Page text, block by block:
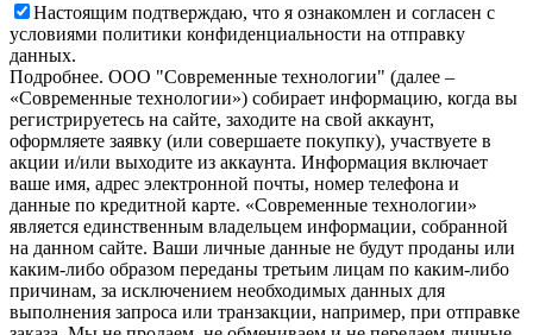
Настоящим подтверждаю, что я ознакомлен и согласен с
условиями политики конфиденциальности на отправку
данных.
Подробнее. OOO "Современные технологии" (далее –
«Современные технологии») собирает информацию, когда вы
регистрируетесь на сайте, заходите на свой аккаунт,
оформляете заявку (или совершаете покупку), участвуете в
акции и/или выходите из аккаунта. Информация включает
ваше имя, адрес электронной почты, номер телефона и
данные по кредитной карте. «Современные технологии»
является единственным владельцем информации, собранной
на данном сайте. Ваши личные данные не будут проданы или
каким-либо образом переданы третьим лицам по каким-либо
причинам, за исключением необходимых данных для
выполнения запроса или транзакции, например, при отправке